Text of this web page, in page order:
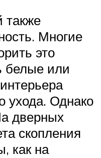
также
Многие
это
белые или
ухода. Однако
дверных
скопления
как на